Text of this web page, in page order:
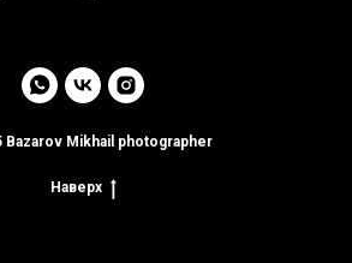
Bazarov Mikhail photographer
Наверх